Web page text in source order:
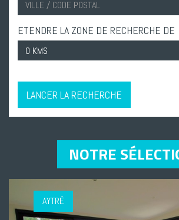
ETENDRE LA ZONE DE RECHERCHE DE
LANCER LA RECHERCHE
NOTRE
AYTRÉ